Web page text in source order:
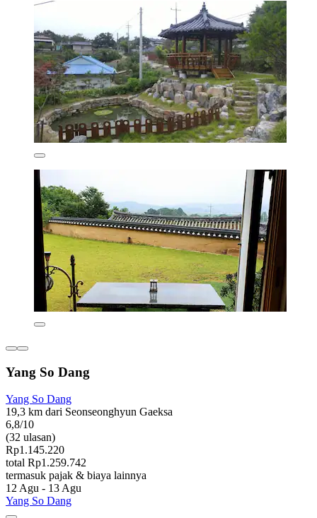
Yang So Dang
Yang So Dang
19,3 km dari Seonseonghyun Gaeksa
6,8/10
(32 ulasan)
Rp1.145.220
total Rp1.259.742
termasuk pajak & biaya lainnya
12 Agu - 13 Agu
Yang So Dang